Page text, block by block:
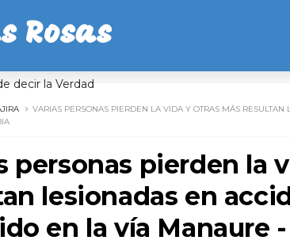
Rosas
decir la Verdad
VARIAS PERSONAS PIERDEN LA VIDA Y OTRAS MÁS
personas pierden la
lesionadas en
en la vía Manaure